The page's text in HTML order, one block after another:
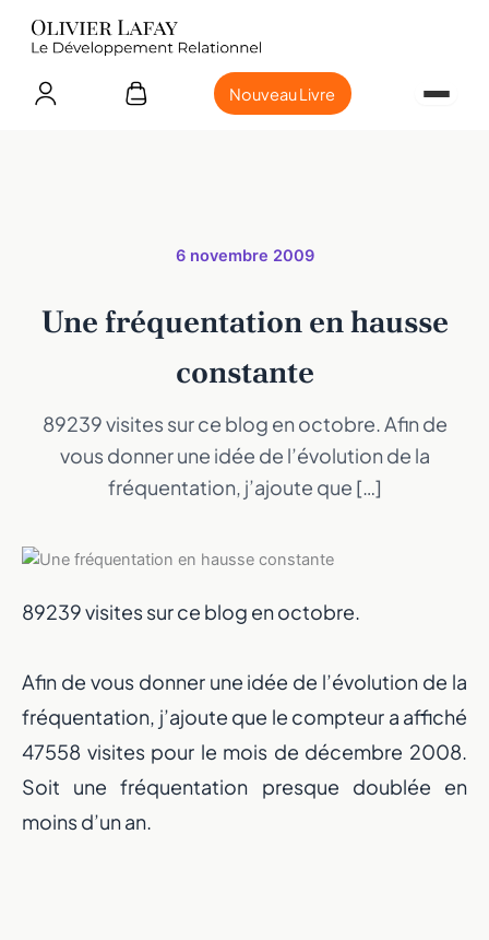
Nouveau Livre
6 novembre 2009
Une fréquentation en hausse
constante
89239 visites sur ce blog en octobre. Afin de
vous donner une idée de l’évolution de la
fréquentation, j’ajoute que […]
89239 visites sur ce blog en octobre.
Afin de vous donner une idée de l’évolution de la
fréquentation, j’ajoute que le compteur a affiché
47558 visites pour le mois de décembre 2008.
Soit une fréquentation presque doublée en
moins d’un an.